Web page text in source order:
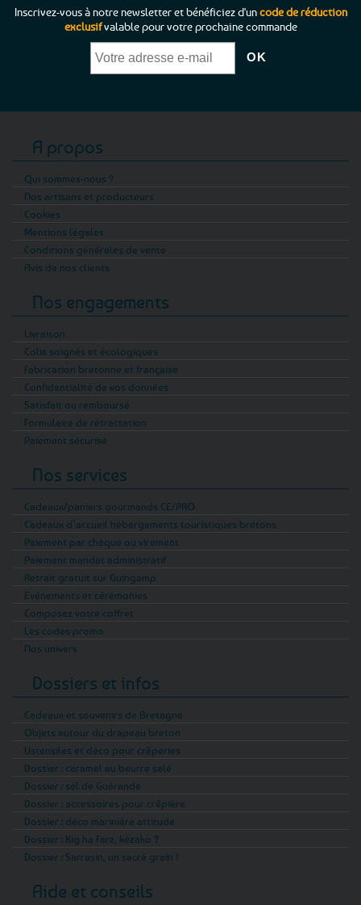
Inscrivez-vous à notre newsletter et bénéficiez d'uncode de réduction
exclusifvalable pour votre prochaine commande
A propos
Qui sommes-nous ?
Nos artisans et producteurs
Cookies
Mentions légales
Conditions générales de vente
Avis de nos clients
Nos engagements
Livraison
Colis soignés et écologiques
Fabrication bretonne et française
Confidentialité de vos données
Satisfait ou remboursé
Formulaire de rétractation
Paiement sécurisé
Nos services
Cadeaux/paniers gourmands CE/PRO
Cadeaux d’accueil hébergements touristiques bretons
Paiement par chèque ou virement
Paiement mandat administratif
Retrait gratuit sur Guingamp
Evénements et cérémonies
Composez votre coffret
Les codes promo
Nos univers
Dossiers et infos
Cadeaux et souvenirs de Bretagne
Objets autour du drapeau breton
Ustensiles et déco pour crêperies
Dossier : caramel au beurre salé
Dossier : sel de Guérande
Dossier : accessoires pour crêpière
Dossier : déco marinière attitude
Dossier : Kig ha Farz, kézako ?
Dossier : Sarrasin, un sacré grain !
Aide et conseils